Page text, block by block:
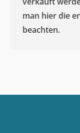
man hier die
beachten.